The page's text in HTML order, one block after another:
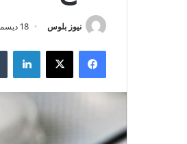
نيوز بلوس 18 ديسمبر، 2019
فيسبوك X